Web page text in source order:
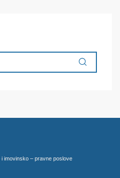
imovinsko – pravne poslove